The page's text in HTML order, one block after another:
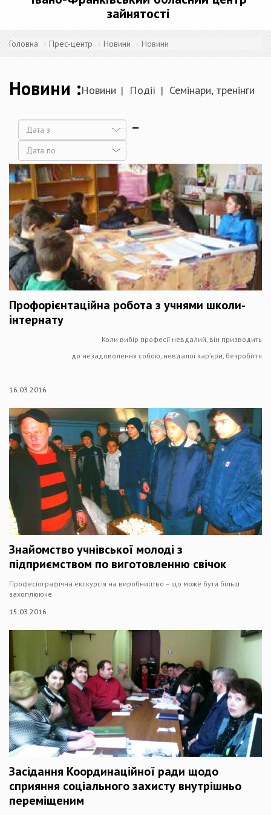
зайнятості
Головна Прес-центр Новини Новини
Новини Новини Події Семінари, тренінги
Дата
Дата
Профорієнтаційна робота з учнями школи-
інтернату
Коли вибір професії невдалий, він призводить
до незадоволення собою, невдалої кар’єри, безробіття
16.03.2016
Знайомство учнівської молоді з
підприємством по виготовленню свічок
Професіографічна екскурсія на виробництво – що може бути більш
захоплююче
15.03.2016
Засідання Координаційної ради щодо
сприяння соціального захисту внутрішньо
переміщеним